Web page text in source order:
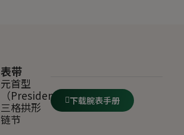
表带
元首型
（President），
三格拱形
链节
下载腕表手册